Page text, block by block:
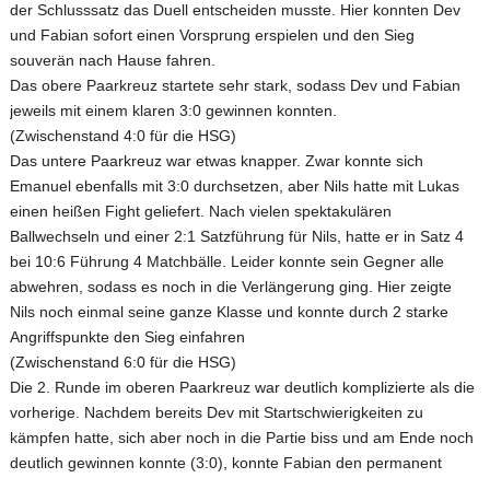
der Schlusssatz das Duell entscheiden musste. Hier konnten Dev
und Fabian sofort einen Vorsprung erspielen und den Sieg
souverän nach Hause fahren.
Das obere Paarkreuz startete sehr stark, sodass Dev und Fabian
jeweils mit einem klaren 3:0 gewinnen konnten.
(Zwischenstand 4:0 für die HSG)
Das untere Paarkreuz war etwas knapper. Zwar konnte sich
Emanuel ebenfalls mit 3:0 durchsetzen, aber Nils hatte mit Lukas
einen heißen Fight geliefert. Nach vielen spektakulären
Ballwechseln und einer 2:1 Satzführung für Nils, hatte er in Satz 4
bei 10:6 Führung 4 Matchbälle. Leider konnte sein Gegner alle
abwehren, sodass es noch in die Verlängerung ging. Hier zeigte
Nils noch einmal seine ganze Klasse und konnte durch 2 starke
Angriffspunkte den Sieg einfahren
(Zwischenstand 6:0 für die HSG)
Die 2. Runde im oberen Paarkreuz war deutlich komplizierte als die
vorherige. Nachdem bereits Dev mit Startschwierigkeiten zu
kämpfen hatte, sich aber noch in die Partie biss und am Ende noch
deutlich gewinnen konnte (3:0), konnte Fabian den permanent